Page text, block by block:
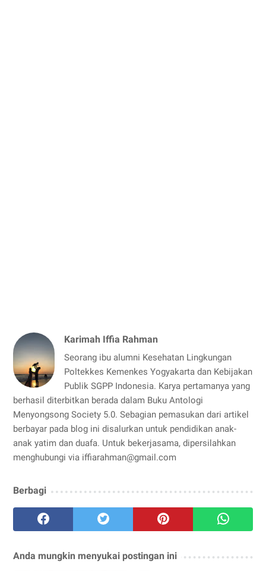
Karimah Iffia Rahman
Seorang ibu alumni Kesehatan Lingkungan
Poltekkes Kemenkes Yogyakarta dan Kebijakan
Publik SGPP Indonesia. Karya pertamanya yang
berhasil diterbitkan berada dalam Buku Antologi
Menyongsong Society 5.0. Sebagian pemasukan dari artikel
berbayar pada blog ini disalurkan untuk pendidikan anak-
anak yatim dan duafa. Untuk bekerjasama, dipersilahkan
menghubungi via iffiarahman@gmail.com
Berbagi
Anda mungkin menyukai postingan ini